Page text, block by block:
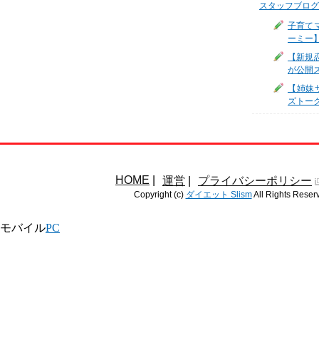
スタッフブログ
子育て
ーミー
【新
が公開
【姉
ズトー
HOME 運営 プライバシーポリシー
Copyright (c) ダイエット SlismAll Rights
モバイルPC